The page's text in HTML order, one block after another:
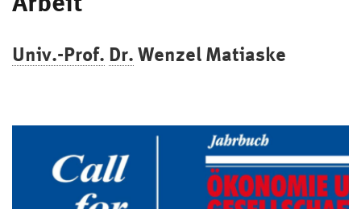
Univ.-Prof. Dr. Wenzel Matiaske